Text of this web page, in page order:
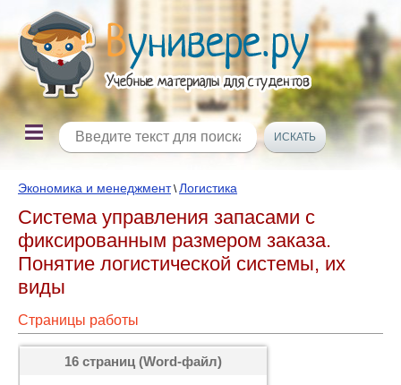
Экономика и менеджмент\Логистика
Система управления запасами с
фиксированным размером заказа.
Понятие логистической системы, их
виды
Страницы работы
16 страниц (Word-файл)